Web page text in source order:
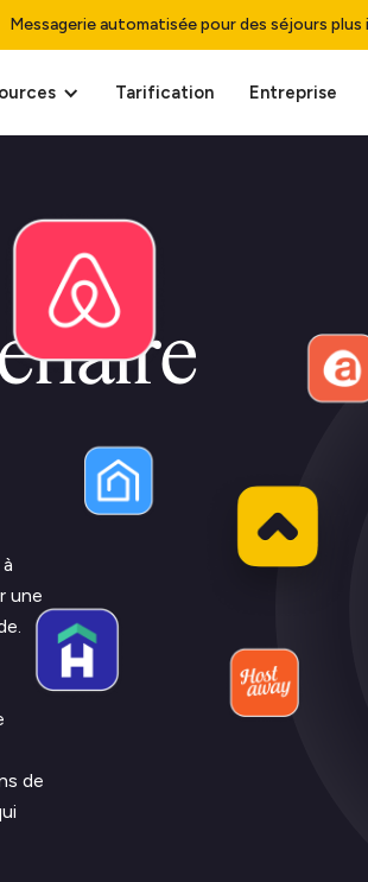
Messagerie automatisée pour des séjours
Tarification Entreprise
une
de